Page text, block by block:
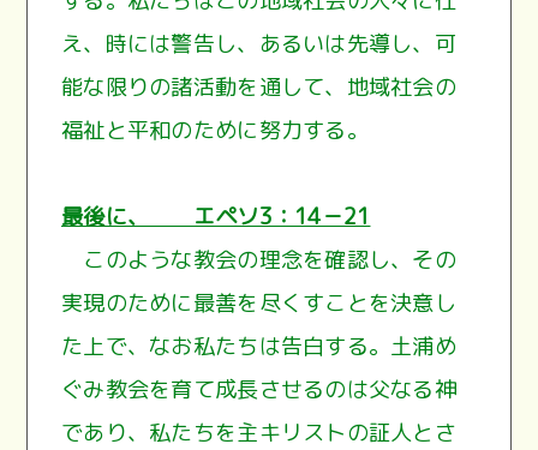
え、時には警告し、あるいは先導し、可
能な限りの諸活動を通して、地域社会の
福祉と平和のために努力する。
最後に、 エペソ3：14－21
このような教会の理念を確認し、その
実現のために最善を尽くすことを決意し
た上で、なお私たちは告白する。土浦め
ぐみ教会を育て成長させるのは父なる神
であり、私たちを主キリストの証人とさ